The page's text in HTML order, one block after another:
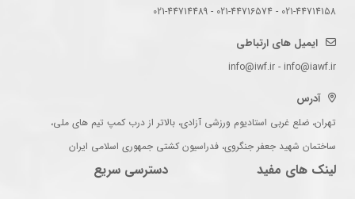
021-44714158 - 021-44716574 - 021-44714489
ایمیل های ارتباطی
info@iwf.ir - info@iawf.ir
آدرس
تهران، ضلع غربی استادیوم ورزشی آزادی، بالاتر از درب کمپ تیم های ملی،
ساختمان شهید جعفر جنگروی، فدراسیون کشتی جمهوری اسلامی ایران
لینک های مفید دسترسی سریع